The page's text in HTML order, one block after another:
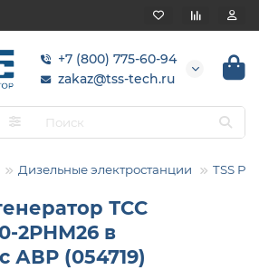
+7 (800) 775-60-94
zakaz@tss-tech.ru
Дизельные электростанции TSS
ТСС
2РНМ26 в
АВР (054719)